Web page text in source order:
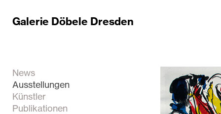
Galerie Döbele Dresden
News
Ausstellungen
Künstler
Publikationen